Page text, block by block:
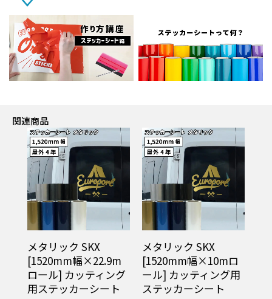
関連商品
メタリック SKX
[1520mm幅×22.9m
ロール] カッティング
用ステッカーシート
メタリック SKX
[1520mm幅×10mロ
ール] カッティング用
ステッカーシート